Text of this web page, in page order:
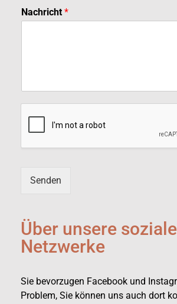
n
Nachricht *
Senden
Über unsere
Netzwerke
Sie bevorzugen Facebook und
Problem, Sie können uns auch dort